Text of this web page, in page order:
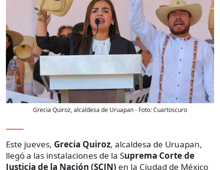
Grecia Quiroz, alcaldesa de Uruapan- Foto:Cuartoscuro
Este jueves, Grecia Quiroz, alcaldesa de Uruapan,
llegó a las instalaciones de la Suprema Corte de
Justicia de la Nación (SCJN) en la Ciudad de México